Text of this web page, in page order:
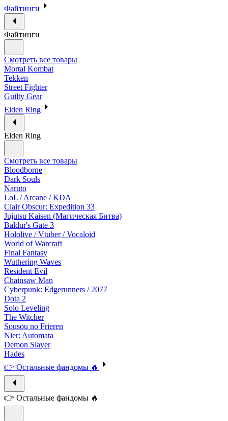
Файтинги
Файтинги
Смотреть все товары
Mortal Kombat
Tekken
Street Fighter
Guilty Gear
Elden Ring
Elden Ring
Смотреть все товары
Bloodborne
Dark Souls
Naruto
LoL / Arcane / KDA
Clair Obscur: Expedition 33
Jujutsu Kaisen (Магическая Битва)
Baldur's Gate 3
Hololive / Vtuber / Vocaloid
World of Warcraft
Final Fantasy
Wuthering Waves
Resident Evil
Chainsaw Man
Cyberpunk: Edgerunners / 2077
Dota 2
Solo Leveling
The Witcher
Sousou no Frieren
Nier: Automata
Demon Slayer
Hades
👉 Остальные фандомы 🔥
👉 Остальные фандомы 🔥